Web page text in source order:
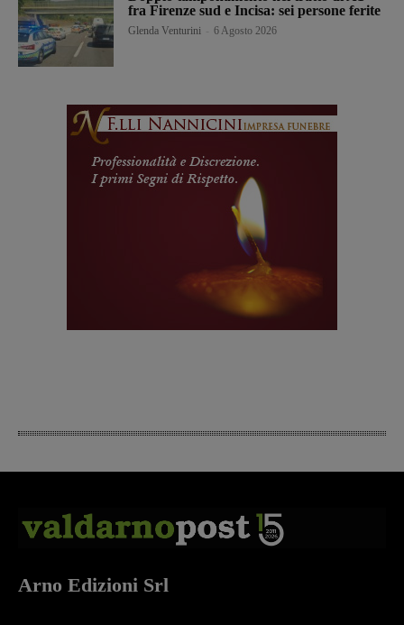
fra Firenze sud e Incisa: sei persone ferite
Glenda Venturini 6 Agosto 2026
Arno Edizioni Srl